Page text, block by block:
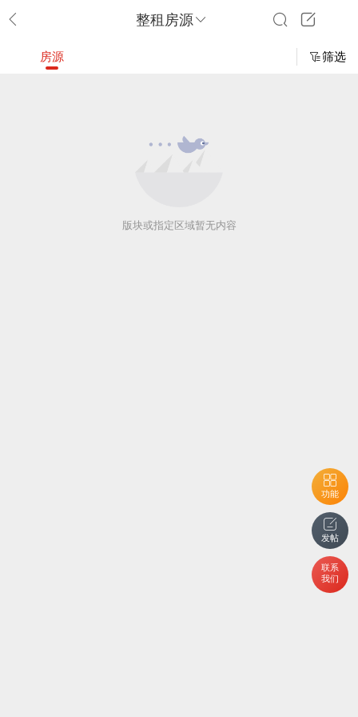
整租房源
功能
发帖
联系
我们
房源 筛选
版块或指定区域暂无内容